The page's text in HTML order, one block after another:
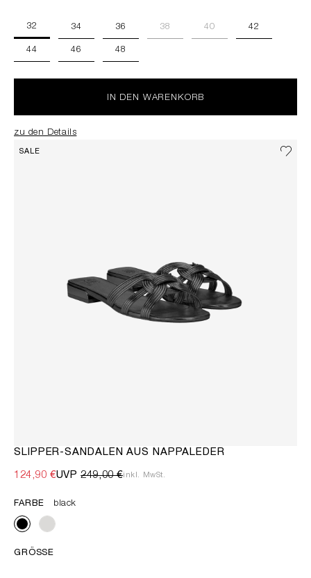
32 34 36 38 40 42
44 46 48
IN DEN WARENKORB
zu den Details
SALE
SLIPPER-SANDALEN AUS NAPPALEDER
124,90 €UVP249,00 €inkl. MwSt.
FARBE black
GRÖSSE